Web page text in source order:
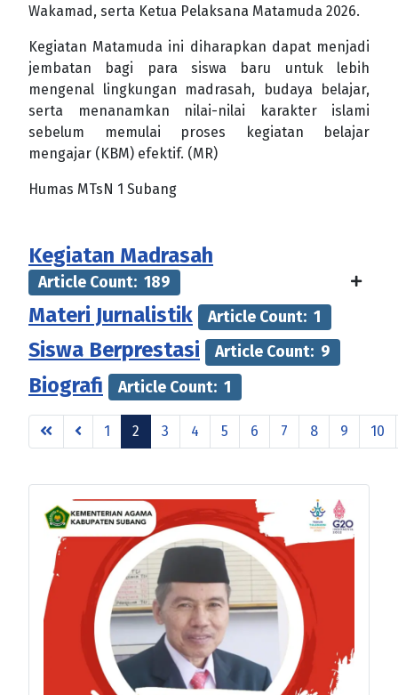
Wakamad, serta Ketua Pelaksana Matamuda 2026.
Kegiatan Matamuda ini diharapkan dapat menjadi
jembatan bagi para siswa baru untuk lebih
mengenal lingkungan madrasah, budaya belajar,
serta menanamkan nilai-nilai karakter islami
sebelum memulai proses kegiatan belajar
mengajar (KBM) efektif. (MR)
Humas MTsN 1 Subang
Kegiatan Madrasah
Article Count: 189
Materi Jurnalistik Article Count: 1
Siswa Berprestasi Article Count: 9
Biografi Article Count: 1
Page 2 of 41
1 2 3 4 5 6 7 8 9 10